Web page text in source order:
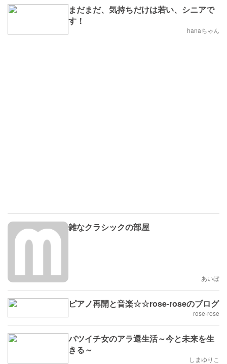
まだまだ、気持ちだけは若い、シニアで
す！
hanaちゃん
雑なクラシックの部屋
あいぼ
ピアノ再開と音楽☆☆rose-roseのブログ
rose-rose
バツイチ女のアラ還生活～今と未来を生
きる～
しまゆりこ